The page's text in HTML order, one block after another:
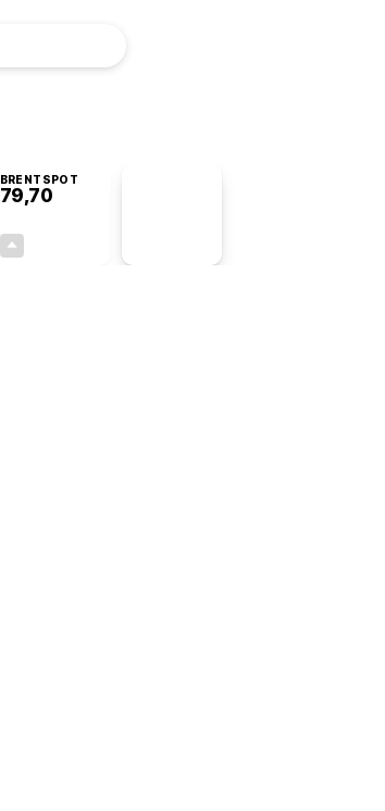
BRENTSPOT
79,70